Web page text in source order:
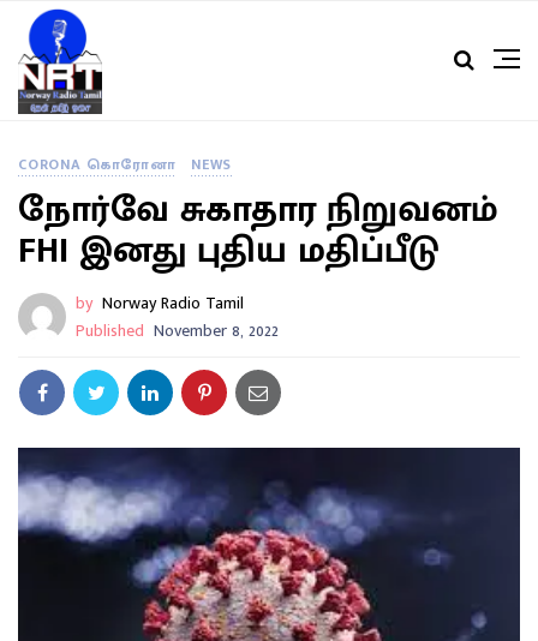
CORONA கொரோனா NEWS
நோர்வே சுகாதார நிறுவனம்
FHI இனது புதிய மதிப்பீடு
by Norway Radio Tamil
Published November 8, 2022